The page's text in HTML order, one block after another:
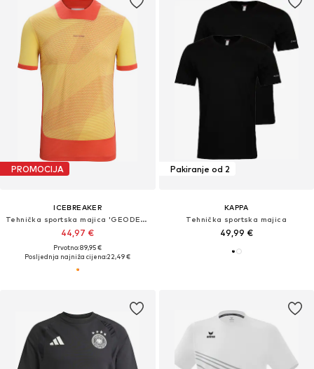
PROMOCIJA
ICEBREAKER
Tehnička sportska majica 'GEODETIC'
44,97 €
Prvotno: 89,95 €
Posljednja najniža cijena:22,49 €
Pakiranje od 2
KAPPA
Tehnička sportska majica
49,99 €